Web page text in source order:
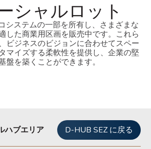
シャルロット
システムの一部を所有し、さまざまな
した商業用区画を販売中です。これら
ビジネスのビジョンに合わせてスペー
マイズする柔軟性を提供し、企業の堅
盤を築くことができます。
ハブエリア D-HUB SEZ に戻る